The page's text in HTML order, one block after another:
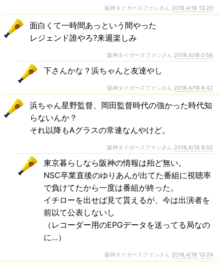
阪神タイガースファンさん 2018,4/18 13:20
面白くて一時間あっという間やった
レジェンド誰やろ?来週楽しみ
阪神タイガースファンさん 2018,4/18 0:56
下さんかな？浜ちゃんと友達やし
阪神タイガースファンさん 2018,4/18 8:42
浜ちゃん星野監督、岡田監督時代の強かった時代知
らないんか？
それ以降もAグラスの常連なんやけど。
阪神タイガースファンさん 2018,4/18 8:02
東京暮らしなら阪神の情報は殆ど無い。
NSC卒業直後のゆりあんが出てた番組に視聴率
で負けてたから一度は番組が終った。
イチローを出せば見て貰えるが、今は出演者を
前以て公表しないし
（レコーダー用のEPGデータを送ってる局なの
に…）
阪神タイガースファンさん 2018,4/18 13:24